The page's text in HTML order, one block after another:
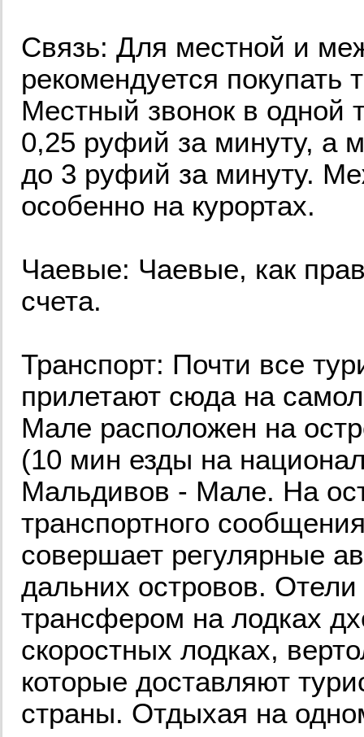
Связь: Для местной и
рекомендуется
Местный звонок в одной
0,25 руфий за минуту, а
до 3 руфий за минуту.
особенно на курортах.
Чаевые: Чаевые, как
счета.
Транспорт: Почти все
прилетают сюда на
Мале расположен на
(10 мин езды на
Мальдивов - Мале. На
транспортного
совершает регулярные
дальних островов.
трансфером на лодках
скоростных лодках,
которые доставляют
страны. Отдыхая на